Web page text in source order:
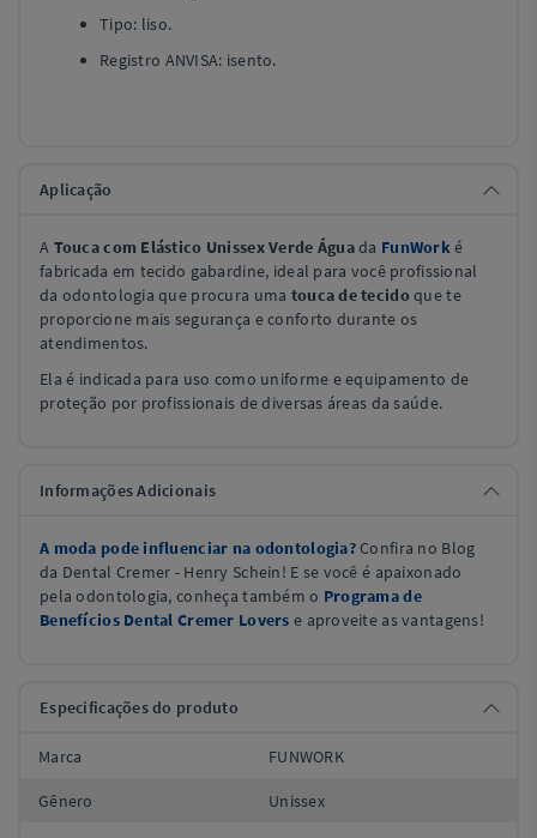
Tipo: liso.
Registro ANVISA: isento.
Aplicação
A Touca com Elástico Unissex Verde Águada FunWorké
fabricada em tecido gabardine, ideal para você profissional
da odontologia que procura uma touca de tecidoque te
proporcione mais segurança e conforto durante os
atendimentos.
Ela é indicada para uso como uniforme e equipamento de
proteção por profissionais de diversas áreas da saúde.
Informações Adicionais
A moda pode influenciar na odontologia?Confira no Blog
da Dental Cremer - Henry Schein! E se você é apaixonado
pela odontologia, conheça também o Programa de
Benefícios Dental Cremer Lovers e aproveite as vantagens!
Especificações do produto
Marca FUNWORK
Gênero Unissex